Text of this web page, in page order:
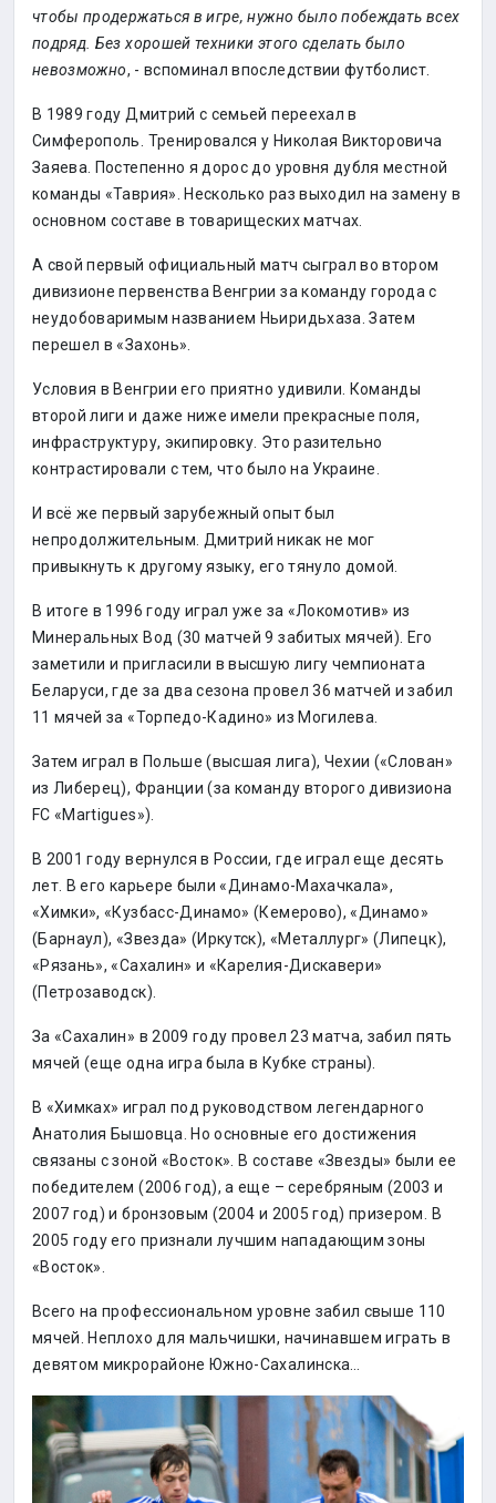
чтобы продержаться в игре, нужно было побеждать всех
подряд. Без хорошей техники этого сделать было
невозможно, - вспоминал впоследствии футболист.
В 1989 году Дмитрий с семьей переехал в
Симферополь. Тренировался у Николая Викторовича
Заяева. Постепенно я дорос до уровня дубля местной
команды «Таврия». Несколько раз выходил на замену в
основном составе в товарищеских матчах.
А свой первый официальный матч сыграл во втором
дивизионе первенства Венгрии за команду города с
неудобоваримым названием Ньиридьхаза. Затем
перешел в «Захонь».
Условия в Венгрии его приятно удивили. Команды
второй лиги и даже ниже имели прекрасные поля,
инфраструктуру, экипировку. Это разительно
контрастировали с тем, что было на Украине.
И всё же первый зарубежный опыт был
непродолжительным. Дмитрий никак не мог
привыкнуть к другому языку, его тянуло домой.
В итоге в 1996 году играл уже за «Локомотив» из
Минеральных Вод (30 матчей 9 забитых мячей). Его
заметили и пригласили в высшую лигу чемпионата
Беларуси, где за два сезона провел 36 матчей и забил
11 мячей за «Торпедо-Кадино» из Могилева.
Затем играл в Польше (высшая лига), Чехии («Слован»
из Либерец), Франции (за команду второго дивизиона
FC «Martigues»).
В 2001 году вернулся в России, где играл еще десять
лет. В его карьере были «Динамо-Махачкала»,
«Химки», «Кузбасс-Динамо» (Кемерово), «Динамо»
(Барнаул), «Звезда» (Иркутск), «Металлург» (Липецк),
«Рязань», «Сахалин» и «Карелия-Дискавери»
(Петрозаводск).
За «Сахалин» в 2009 году провел 23 матча, забил пять
мячей (еще одна игра была в Кубке страны).
В «Химках» играл под руководством легендарного
Анатолия Бышовца. Но основные его достижения
связаны с зоной «Восток». В составе «Звезды» были ее
победителем (2006 год), а еще – серебряным (2003 и
2007 год) и бронзовым (2004 и 2005 год) призером. В
2005 году его признали лучшим нападающим зоны
«Восток».
Всего на профессиональном уровне забил свыше 110
мячей. Неплохо для мальчишки, начинавшем играть в
девятом микрорайоне Южно-Сахалинска…